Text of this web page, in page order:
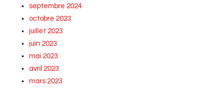
septembre 2024
octobre 2023
juillet 2023
juin 2023
mai 2023
avril 2023
mars 2023